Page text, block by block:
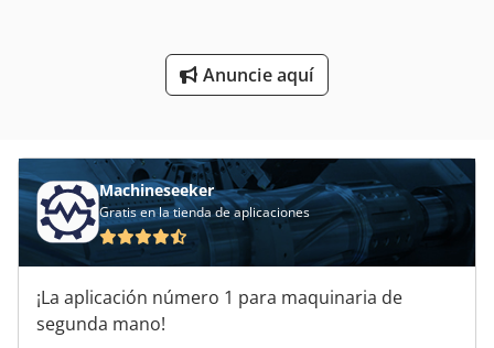
Vehículo De Trabajo
Anuncie aquí
Machineseeker
Gratis en la tienda de aplicaciones
¡La aplicación número 1 para maquinaria de
segunda mano!